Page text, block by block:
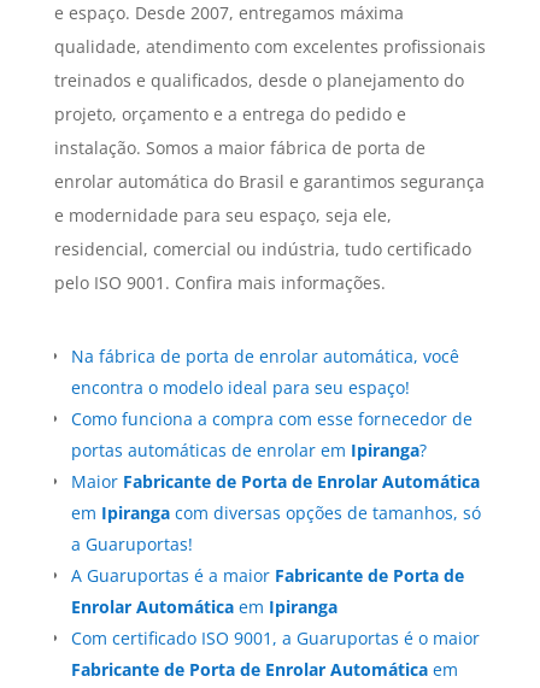
e espaço. Desde 2007, entregamos máxima
qualidade, atendimento com excelentes profissionais
treinados e qualificados, desde o planejamento do
projeto, orçamento e a entrega do pedido e
instalação. Somos a maior fábrica de porta de
enrolar automática do Brasil e garantimos segurança
e modernidade para seu espaço, seja ele,
residencial, comercial ou indústria, tudo certificado
pelo ISO 9001. Confira mais informações.
Na fábrica de porta de enrolar automática, você
encontra o modelo ideal para seu espaço!
Como funciona a compra com esse fornecedor de
portas automáticas de enrolar em Ipiranga?
Maior Fabricante de Porta de Enrolar Automática
em Ipirangacom diversas opções de tamanhos, só
a Guaruportas!
A Guaruportas é a maior Fabricante de Porta de
Enrolar Automáticaem Ipiranga
Com certificado ISO 9001, a Guaruportas é o maior
Fabricante de Porta de Enrolar Automáticaem